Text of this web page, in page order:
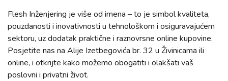
Flesh Inženjering je više od imena – to je simbol kvaliteta,
pouzdanosti i inovativnosti u tehnološkom i osiguravajućem
sektoru, uz dodatak praktične i raznovrsne online kupovine.
Posjetite nas na Alije Izetbegovića br. 32 u Živinicama ili
online, i otkrijte kako možemo obogatiti i olakšati vaš
poslovni i privatni život.